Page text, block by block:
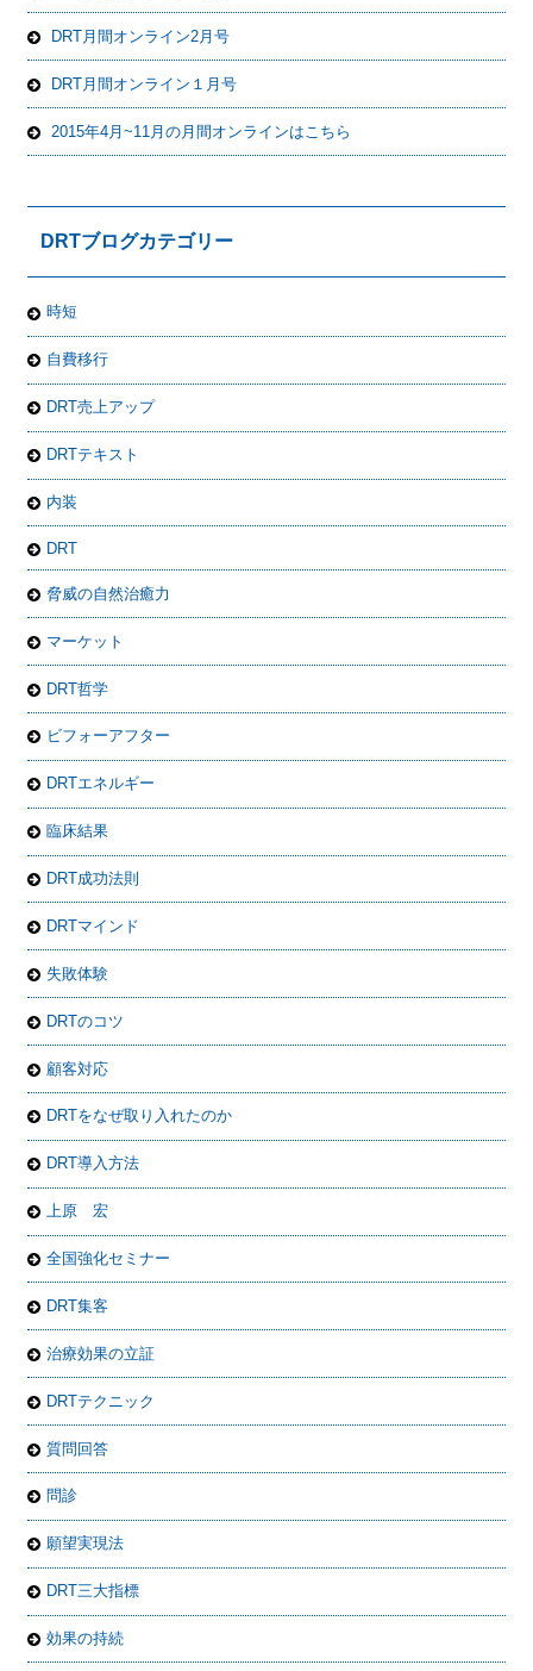
DRT月間オンライン2月号
DRT月間オンライン１月号
2015年4月~11月の月間オンラインはこちら
DRTブログカテゴリー
時短
自費移行
DRT売上アップ
DRTテキスト
内装
DRT
脅威の自然治癒力
マーケット
DRT哲学
ビフォーアフター
DRTエネルギー
臨床結果
DRT成功法則
DRTマインド
失敗体験
DRTのコツ
顧客対応
DRTをなぜ取り入れたのか
DRT導入方法
上原 宏
全国強化セミナー
DRT集客
治療効果の立証
DRTテクニック
質問回答
問診
願望実現法
DRT三大指標
効果の持続